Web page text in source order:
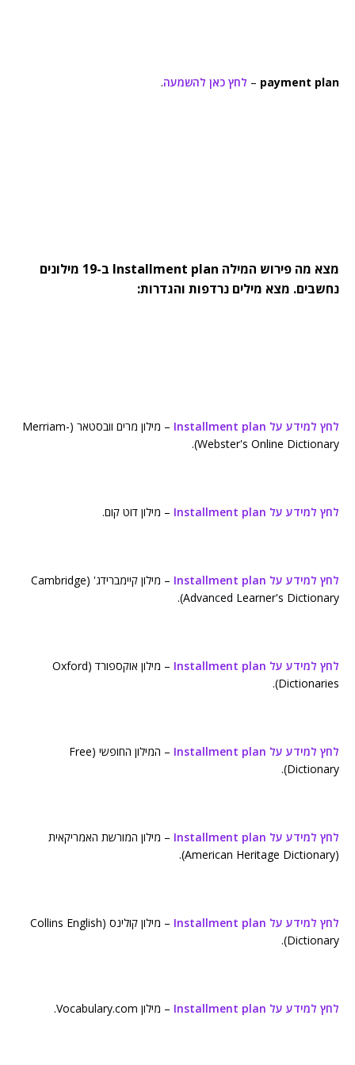
payment plan
– לחץ כאן להשמעה.
מצא מה פירוש המילה Installment plan ב-19 מילונים
נחשבים. מצא מילים נרדפות והגדרות:
לחץ למידע על Installment plan
– מילון מרים וובסטאר (Merriam-
Webster's Online Dictionary).
לחץ למידע על Installment plan – מילון דוט קום.
לחץ למידע על Installment plan
– מילון קיימברידג' (Cambridge
Advanced Learner's Dictionary).
לחץ למידע על Installment plan
– מילון אוקספורד (Oxford
Dictionaries).
לחץ למידע על Installment plan
– המילון החופשי (Free
Dictionary).
לחץ למידע על Installment plan
– מילון המורשת האמריקאית
(American Heritage Dictionary).
לחץ למידע על Installment plan
– מילון קולינס (Collins English
Dictionary).
לחץ למידע על Installment plan – מילון Vocabulary.com.